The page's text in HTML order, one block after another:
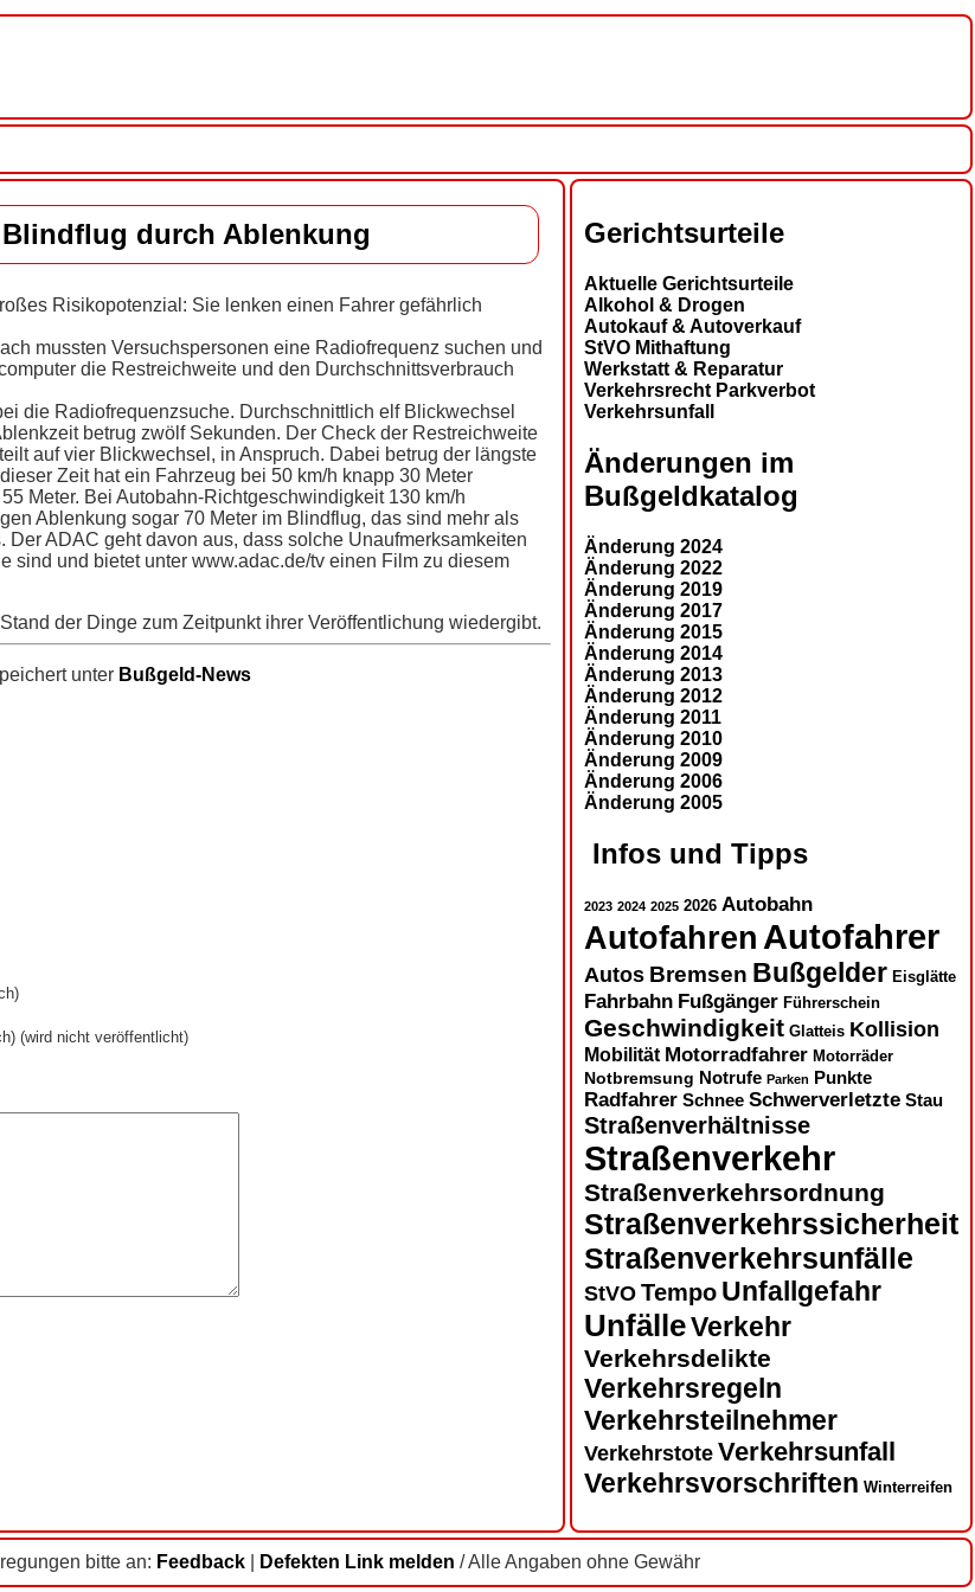
durch Ablenkung
Risikopotenzial: Sie lenken einen Fahrer gefährlich
mussten Versuchspersonen eine Radiofrequenz suchen und
die Restreichweite und den Durchschnittsverbrauch
die Radiofrequenzsuche. Durchschnittlich elf Blickwechsel
betrug zwölf Sekunden. Der Check der Restreichweite
auf vier Blickwechsel, in Anspruch. Dabei betrug der längste
Zeit hat ein Fahrzeug bei 50 km/h knapp 30 Meter
Meter. Bei Autobahn-Richtgeschwindigkeit 130 km/h
Ablenkung sogar 70 Meter im Blindflug, das sind mehr als
ADAC geht davon aus, dass solche Unaufmerksamkeiten
sind und bietet unter www.adac.de/tv einen Film zu diesem
der Dinge zum Zeitpunkt ihrer Veröffentlichung wiedergibt.
unter Bußgeld-News
(wird nicht veröffentlicht)
Gerichtsurteile
Aktuelle Gerichtsurteile
Alkohol & Drogen
Autokauf & Autoverkauf
StVO Mithaftung
Werkstatt & Reparatur
Verkehrsrecht Parkverbot
Verkehrsunfall
Änderungen im
Bußgeldkatalog
Änderung 2024
Änderung 2022
Änderung 2019
Änderung 2017
Änderung 2015
Änderung 2014
Änderung 2013
Änderung 2012
Änderung 2011
Änderung 2010
Änderung 2009
Änderung 2006
Änderung 2005
Infos und Tipps
2023 2024 2025 2026 Autobahn
Autofahren Autofahrer
Autos Bremsen Bußgelder Eisglätte
Fahrbahn Fußgänger Führerschein
Geschwindigkeit Glatteis Kollision
Mobilität Motorradfahrer Motorräder
Notbremsung Notrufe Parken Punkte
Radfahrer Schnee Schwerverletzte Stau
Straßenverhältnisse
Straßenverkehr
Straßenverkehrsordnung
Straßenverkehrssicherheit
Straßenverkehrsunfälle
StVOTempo Unfallgefahr
UnfälleVerkehr
Verkehrsdelikte
Verkehrsregeln
Verkehrsteilnehmer
Verkehrstote Verkehrsunfall
Verkehrsvorschriften Winterreifen
bitte an: Feedback Defekten Link melden / Alle Angaben ohne Gewähr